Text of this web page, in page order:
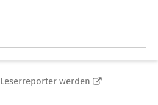
Leserreporter werden